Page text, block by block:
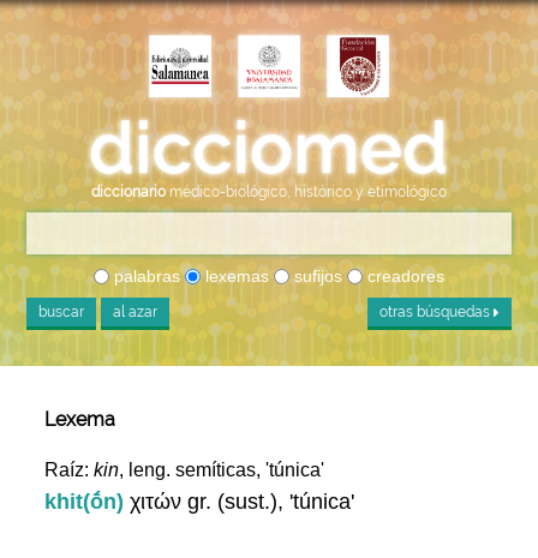
diccionario médico-biológico, histórico y etimológico
palabras lexemas sufijos creadores
buscar al azar otras búsquedas
Lexema
Raíz:kin, leng. semíticas, 'túnica'
khit(ṓn)χιτών gr. (sust.), 'túnica'